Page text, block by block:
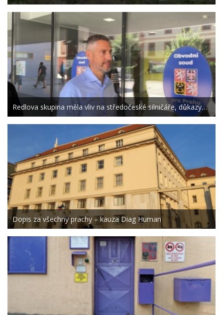
Redlova skupina měla vliv na středočeské silničáře, důkazy…
Dopis za všechny prachy – kauza Diag Human